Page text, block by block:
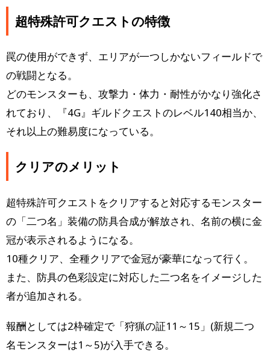
超特殊許可クエストの特徴
罠の使用ができず、エリアが一つしかないフィールドで
の戦闘となる。
どのモンスターも、攻撃力・体力・耐性がかなり強化さ
れており、『4G』ギルドクエストのレベル140相当か、
それ以上の難易度になっている。
クリアのメリット
超特殊許可クエストをクリアすると対応するモンスター
の「二つ名」装備の防具合成が解放され、名前の横に金
冠が表示されるようになる。
10種クリア、全種クリアで金冠が豪華になって行く。
また、防具の色彩設定に対応した二つ名をイメージした
者が追加される。
報酬としては2枠確定で「狩猟の証11～15」(新規二つ
名モンスターは1～5)が入手できる。